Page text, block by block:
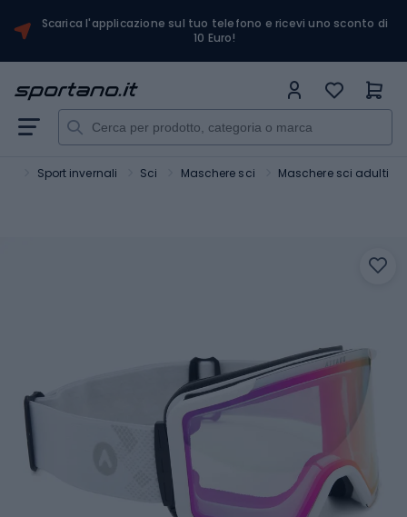
Scarica l'applicazione sul tuo telefono e ricevi uno sconto di
10 Euro!
Sport invernali Sci Maschere sci Maschere sci adulti